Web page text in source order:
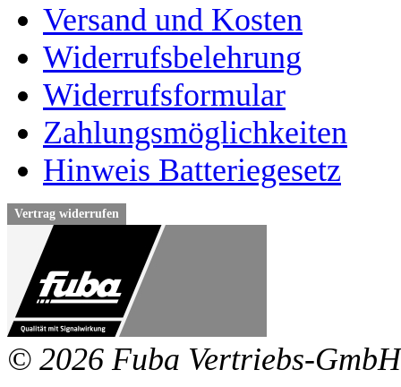
Versand und Kosten
Widerrufsbelehrung
Widerrufsformular
Zahlungsmöglichkeiten
Hinweis Batteriegesetz
Vertrag widerrufen
© 2026 Fuba Vertriebs-GmbH